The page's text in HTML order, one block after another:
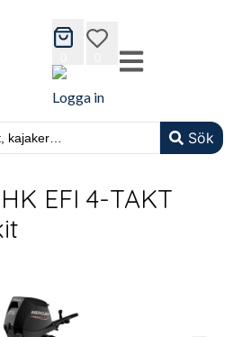
Sök
wishlist
Logga in
EFI 4-TAKT